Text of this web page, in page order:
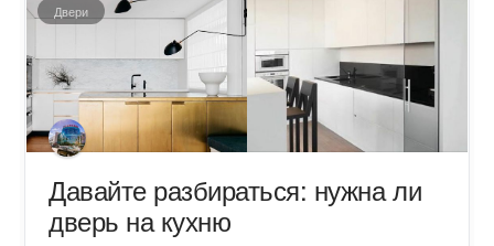
Двери
Давайте разбираться: нужна ли
дверь на кухню